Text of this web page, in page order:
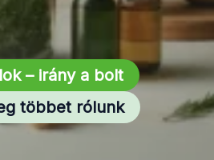
– irány a bolt
többet rólunk